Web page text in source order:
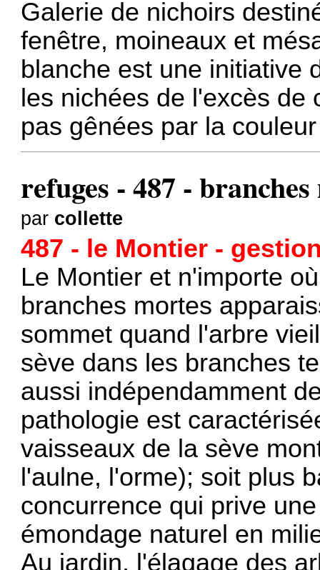
Galerie de nichoirs
fenêtre, moineaux et
blanche est une initiative
les nichées de l'excès
pas gênées par la
refuges - 487 -
par collette
487 - le Montier -
Le Montier et n'importe
branches mortes
sommet quand l'arbre
sève dans les branches
aussi indépendamment
pathologie est
vaisseaux de la sève
l'aulne, l'orme); soit plus
concurrence qui prive
émondage naturel en
Au jardin, l'élagage des